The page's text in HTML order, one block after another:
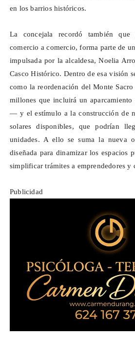
en los barrios históricos.
La concejala recordó también
comercio a comercio, forma parte de
impulsada por la alcaldesa, Noelia
Casco Histórico. Dentro de esa visión
como la reordenación del Monte
millones que incluirá un aparcamiento
— y el estímulo a la construcción de
solares disponibles, que podrían
unidades. A ello se suma la nueva
diseñada para dinamizar los espacios
simplificar trámites a emprendedores y
Publicidad